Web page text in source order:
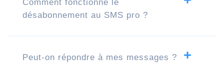
Comment fonctionne le
désabonnement au SMS pro ?
Peut-on répondre à mes messages ?